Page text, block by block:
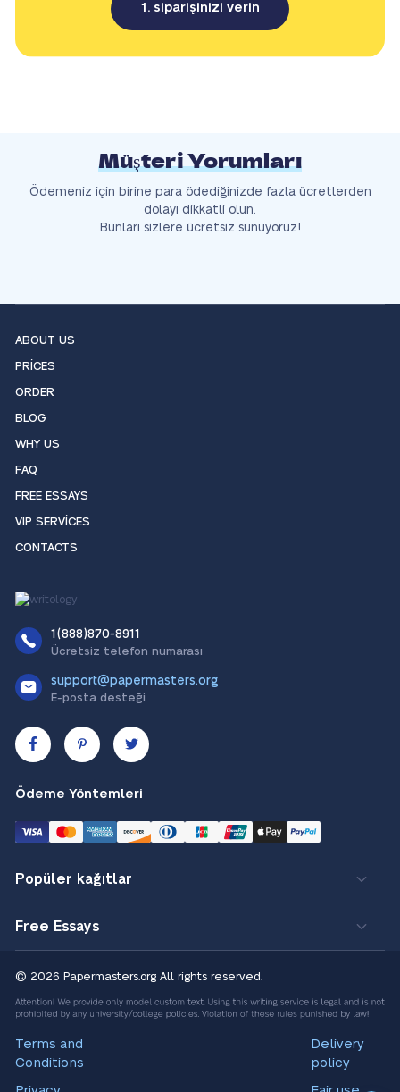
1. siparişinizi verin
Müşteri Yorumları
Ödemeniz için birine para ödediğinizde fazla ücretlerden
dolayı dikkatli olun.
Bunları sizlere ücretsiz sunuyoruz!
ABOUT US
PRICES
ORDER
BLOG
WHY US
FAQ
FREE ESSAYS
VIP SERVICES
CONTACTS
1(888)870-8911
Ücretsiz telefon numarası
support@papermasters.org
E-posta desteği
Ödeme Yöntemleri
Popüler kağıtlar
Free Essays
© 2026 Papermasters.org All rights reserved.
Terms and
Conditions
Delivery
policy